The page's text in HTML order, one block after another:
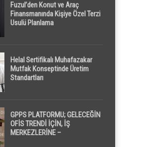
Fuzul’den Konut ve Araç
Finansmanında Kişiye Özel Terzi
Usulü Planlama
Helal Sertifikalı Muhafazakar
Mutfak Konseptinde Üretim
Standartları
GPPS PLATFORMU; GELECEĞİN
OFİS TRENDİ İÇİN, İŞ
MERKEZLERİNE –